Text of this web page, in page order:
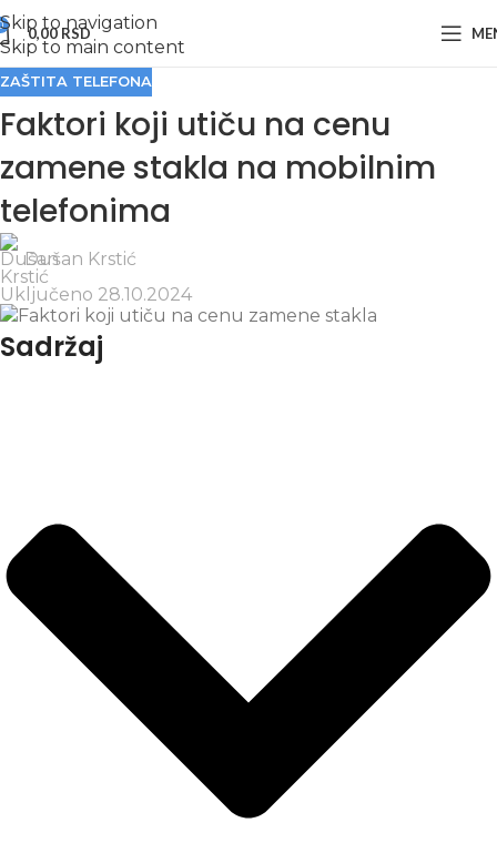
Skip to navigation
Skip to main content
0,00RSD
ZAŠTITA TELEFONA
Faktori koji utiču na cenu
zamene stakla na mobilnim
telefonima
Dušan Krstić
Uključeno 28.10.2024
Sadržaj